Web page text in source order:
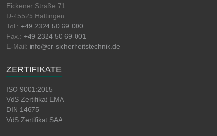
Eickener Straße 71
D-45525 Hattingen
Tel.:+49 2324 50 69-000
Fax.:+49 2324 50 69-001
E-Mail: info@cr-sicherheitstechnik.de
ZERTIFIKATE
ISO 9001:2015
VdS Zertifikat EMA
DIN 14675
VdS Zertifikat SAA